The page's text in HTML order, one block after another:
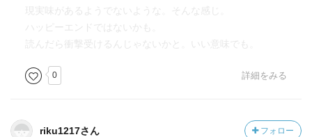
現実味があるようでないような。そんな感じ。
ハッピーエンドではないかも。
読んだら衝撃受けるんじゃないかと。いい意味でも。
0 詳細をみる
riku1217さん フォロー